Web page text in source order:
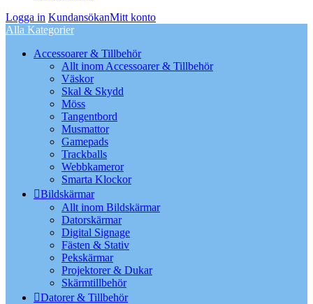
Logga in KundansökanMitt konto
Alla Kategorier
Accessoarer & Tillbehör
Allt inom Accessoarer & Tillbehör
Väskor
Skal & Skydd
Möss
Tangentbord
Musmattor
Gamepads
Trackballs
Webbkameror
Smarta Klockor
Bildskärmar
Allt inom Bildskärmar
Datorskärmar
Digital Signage
Fästen & Stativ
Pekskärmar
Projektorer & Dukar
Skärmtillbehör
Datorer & Tillbehör